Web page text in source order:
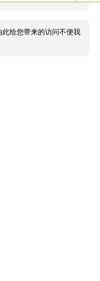
给您带来的访问不便我